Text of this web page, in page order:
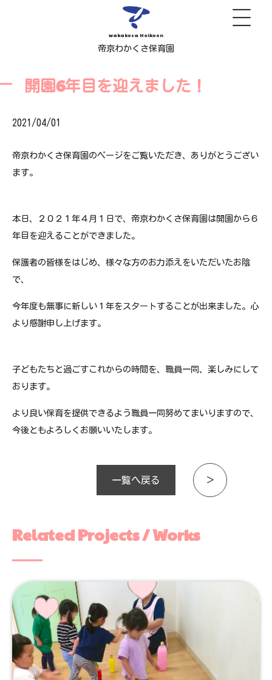
wakakusa Hoikuen
帝京わかくさ保育園
開園6年目を迎えました！
2021/04/01
帝京わかくさ保育園のページをご覧いただき、ありがとうござい
ます。
本日、２０２１年４月１日で、帝京わかくさ保育園は開園から６
年目を迎えることができました。
保護者の皆様をはじめ、様々な方のお力添えをいただいたお陰
で、
今年度も無事に新しい１年をスタートすることが出来ました。心
より感謝申し上げます。
子どもたちと過ごすこれからの時間を、職員一同、楽しみにして
おります。
より良い保育を提供できるよう職員一同努めてまいりますので、
今後ともよろしくお願いいたします。
一覧へ戻る ＞
Related Projects / Works